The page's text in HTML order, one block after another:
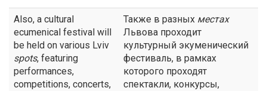
Also, a cultural
ecumenical festival will
be held on various Lviv
spots, featuring
performances,
competitions, concerts,
Также в разных местах
Львова проходит
культурный экуменический
фестиваль, в рамках
которого проходят
спектакли, конкурсы,